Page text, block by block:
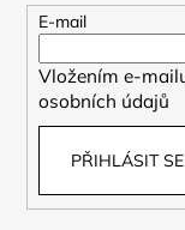
E-mail
Vložením e-
osobních údajů
PŘIHLÁSIT SE